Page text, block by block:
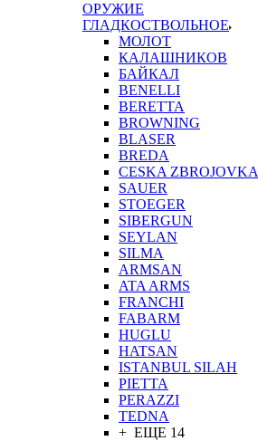
ОРУЖИЕ
ГЛАДКОСТВОЛЬНОЕ
МОЛОТ
КАЛАШНИКОВ
БАЙКАЛ
BENELLI
BERETTA
BROWNING
BLASER
BREDA
CESKA ZBROJOVKA
SAUER
STOEGER
SIBERGUN
SEYLAN
SILMA
ARMSAN
ATA ARMS
FRANCHI
FABARM
HUGLU
HATSAN
ISTANBUL SILAH
PIETTA
PERAZZI
TEDNA
+ ЕЩЕ 14